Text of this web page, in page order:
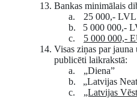
13. Bankas minimālais
a.
25 000,- LVL
b.
5 000 000,-
c.
5 000 000,-
14. Visas ziņas par
publicēti laikrakstā:
a.
„Diena”
b.
„Latvijas
c.
„Latvijas